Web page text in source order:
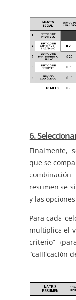
6.
Finalmente,
que se
resumen se
y las
Para cada
multiplica el
criterio”
“calificación